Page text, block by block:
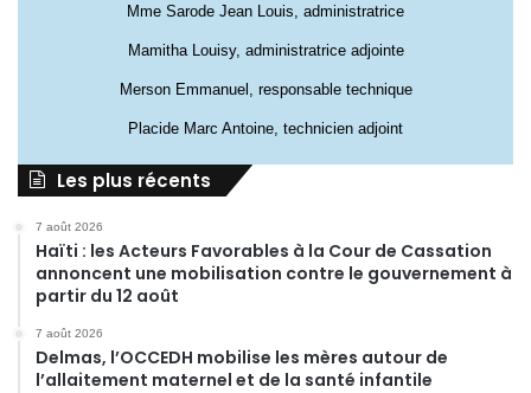
Mme Sarode Jean Louis, administratrice
Mamitha Louisy, administratrice adjointe
Merson Emmanuel, responsable technique
Placide Marc Antoine, technicien adjoint
Les plus récents
7 août 2026
Haïti : les Acteurs Favorables à la Cour de Cassation
annoncent une mobilisation contre le gouvernement à
partir du 12 août
7 août 2026
Delmas, l’OCCEDH mobilise les mères autour de
l’allaitement maternel et de la santé infantile